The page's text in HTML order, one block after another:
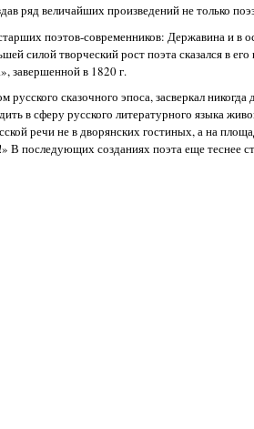
ряд величайших произведений не только
поэтов-современников: Державина и в
силой творческий рост поэта сказался в
завершенной в 1820 г.
сказочного эпоса, засверкал
в сферу русского литературного языка
речи не в дворянских гостиных, а на
последующих созданиях поэта еще теснее